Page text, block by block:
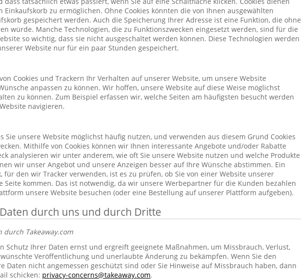
Einkaufskorb zu ermöglichen. Ohne Cookies könnten die von Ihnen ausgewählten
gespeichert werden. Auch die Speicherung Ihrer Adresse ist eine Funktion, die ohne
würde. Manche Technologien, die zu Funktionszwecken eingesetzt werden, sind für die
so wichtig, dass sie nicht ausgeschaltet werden können. Diese Technologien werden
Website nur für ein paar Stunden gespeichert.
Cookies und Trackern Ihr Verhalten auf unserer Website, um unsere Website
anpassen zu können. Wir hoffen, unsere Website auf diese Weise möglichst
zu können. Zum Beispiel erfassen wir, welche Seiten am häufigsten besucht werden
navigieren.
Sie unsere Website möglichst häufig nutzen, und verwenden aus diesem Grund Cookies
Mithilfe von Cookies können wir Ihnen interessante Angebote und/oder Rabatte
analysieren wir unter anderem, wie oft Sie unsere Website nutzen und welche Produkte
wir unser Angebot und unsere Anzeigen besser auf Ihre Wünsche abstimmen. Ein
für den wir Tracker verwenden, ist es zu prüfen, ob Sie von einer Website unserer
Seite kommen. Das ist notwendig, da wir unsere Werbepartner für die Kunden bezahlen
unsere Website besuchen (oder eine Bestellung auf unserer Plattform aufgeben).
durch uns und durch Dritte
durch Takeaway.com
Schutz Ihrer Daten ernst und ergreift geeignete Maßnahmen, um Missbrauch, Verlust,
Veröffentlichung und unerlaubte Änderung zu bekämpfen. Wenn Sie den
Daten nicht angemessen geschützt sind oder Sie Hinweise auf Missbrauch haben, dann
schicken: privacy-concerns@takeaway.com.